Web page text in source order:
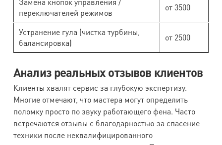
переключателей режимов
от 3500
Устранение гула (чистка турбины,
балансировка)
от 2500
Анализ реальных отзывов клиентов
Клиенты хвалят сервис за глубокую экспертизу.
Многие отмечают, что мастера могут определить
поломку просто по звуку работающего фена. Часто
встречаются отзывы с благодарностью за спасение
техники после неквалифицированного